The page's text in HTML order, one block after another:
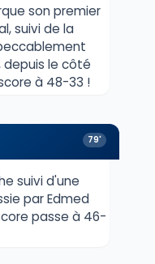
son premier
suivi de la
depuis le côté
à 48-33 !
79'
suivi d'une
par Edmed
passe à 46-